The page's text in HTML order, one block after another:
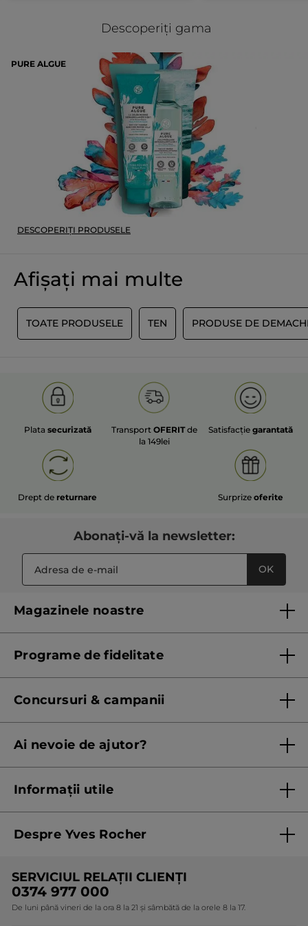
De fiecare dată când sortați deșeurile, le oferiți o a doua viață.
Puneți flaconul în coșul de sortare acoperit cu capac.
Descoperiți gama
PURE ALGUE
DESCOPERIȚI PRODUSELE
Afișați mai multe
TOATE PRODUSELE TEN PRODUSE DE
Plata securizată Transport OFERITde
la 149lei
Satisfacțiegarantată
Drept de returnare Surprize oferite
Abonați-vă la newsletter:
OK
Magazinele noastre
Programe de fidelitate
Concursuri & campanii
Listă prețuri standard
Ai nevoie de ajutor?
Informații utile
Termeni și condiții pentru vanzarea la distanță a
Politica de confidențialitate
Protecția Consumatorilor - A.N.P.C.
Despre Yves Rocher
Expertiza noastră botanică
Angajamentele noastre
SERVICIUL RELAȚII CLIENȚI
0374 977 000
De luni până vineri de la ora 8 la 21 și sâmbătă de la orele 8 la 17.